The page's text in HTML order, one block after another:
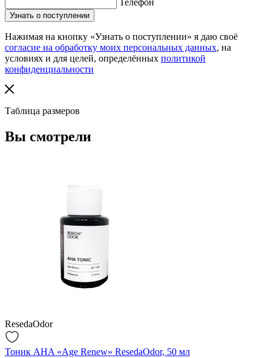
Телефон
Нажимая на кнопку «Узнать о поступлении» я даю своё
согласие на обработку моих персональных данных, на
условиях и для целей, определённых политикой
конфиденциальности
Таблица размеров
Вы смотрели
ResedaOdor
Тоник AHA «Age Renew» ResedaOdor, 50 мл